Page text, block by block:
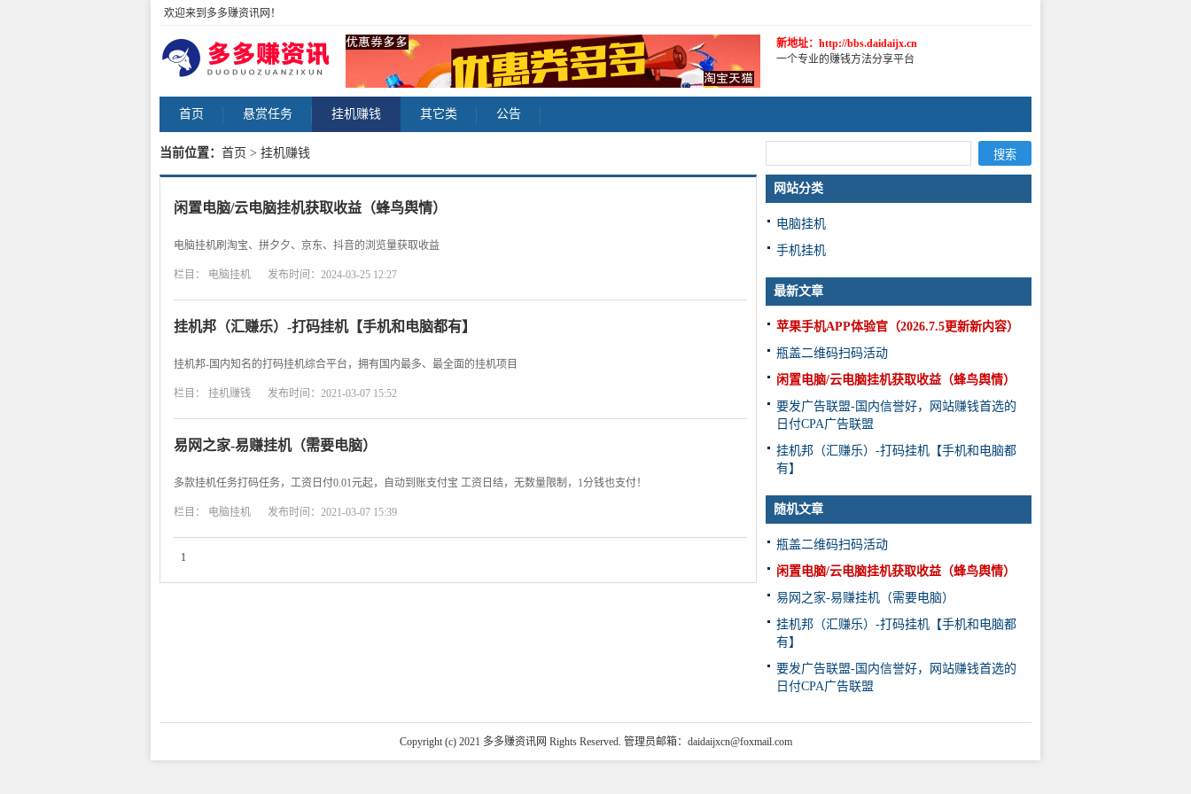
欢迎来到多多赚资讯网！
新地址：http://bbs.daidaijx.cn
一个专业的赚钱方法分享平台
首页 悬赏任务 挂机赚钱 其它类 公告
当前位置： 首页 > 挂机赚钱
闲置电脑/云电脑挂机获取收益（蜂鸟舆情）
电脑挂机刷淘宝、拼夕夕、京东、抖音的浏览量获取收益
栏目： 电脑挂机 发布时间：2024-03-25 12:27
挂机邦（汇赚乐）-打码挂机【手机和电脑都有】
挂机邦-国内知名的打码挂机综合平台，拥有国内最多、最全面的挂机项目
栏目： 挂机赚钱 发布时间：2021-03-07 15:52
易网之家-易赚挂机（需要电脑）
多款挂机任务打码任务，工资日付0.01元起，自动到账支付宝 工资日结，无数量限制，1分钱也支付！
栏目： 电脑挂机 发布时间：2021-03-07 15:39
1
网站分类
电脑挂机
手机挂机
最新文章
苹果手机APP体验官（2026.7.5更新新内容）
瓶盖二维码扫码活动
闲置电脑/云电脑挂机获取收益（蜂鸟舆情）
要发广告联盟-国内信誉好，网站赚钱首选的
日付CPA广告联盟
挂机邦（汇赚乐）-打码挂机【手机和电脑都
有】
随机文章
瓶盖二维码扫码活动
闲置电脑/云电脑挂机获取收益（蜂鸟舆情）
易网之家-易赚挂机（需要电脑）
挂机邦（汇赚乐）-打码挂机【手机和电脑都
有】
要发广告联盟-国内信誉好，网站赚钱首选的
日付CPA广告联盟
Copyright (c) 2021 多多赚资讯网 Rights Reserved. 管理员邮箱：daidaijxcn@foxmail.com